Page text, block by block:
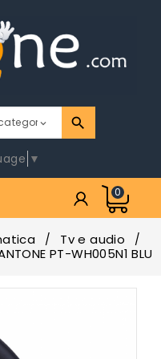
▼
0
Tv e audio
PT-WH005N1 BLU